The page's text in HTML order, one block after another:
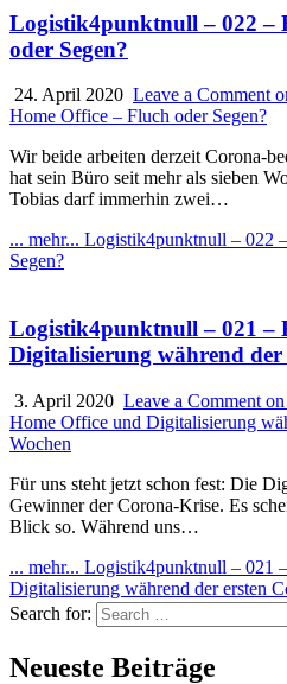
Logistik4punktnull – 022 –
oder Segen?
24. April 2020 Leave a Comment
Home Office – Fluch oder Segen?
Wir beide arbeiten derzeit Corona-
hat sein Büro seit mehr als sieben
Tobias darf immerhin zwei…
... mehr... Logistik4punktnull – 022
Segen?
Logistik4punktnull – 021 –
Digitalisierung während der
3. April 2020 Leave a Comment
Home Office und Digitalisierung
Wochen
Für uns steht jetzt schon fest: Die
Gewinner der Corona-Krise. Es
Blick so. Während uns…
... mehr... Logistik4punktnull – 021
Digitalisierung während der ersten
Search for:
Neueste Beiträge